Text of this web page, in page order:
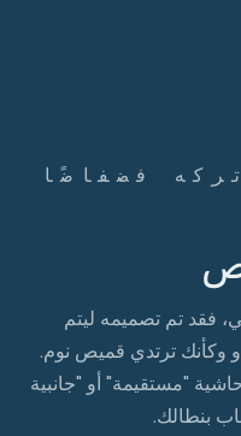
فضفاضًا
فقد تم تصميمه ليتم
وكأنك ترتدي قميص نوم.
"مستقيمة" أو "جانبية
بنطالك.